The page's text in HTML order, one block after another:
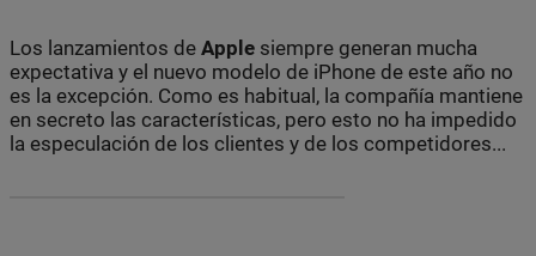
Los lanzamientos de Apple siempre generan mucha
expectativa y el nuevo modelo de iPhone de este año no
es la excepción. Como es habitual, la compañía mantiene
en secreto las características, pero esto no ha impedido
la especulación de los clientes y de los competidores...